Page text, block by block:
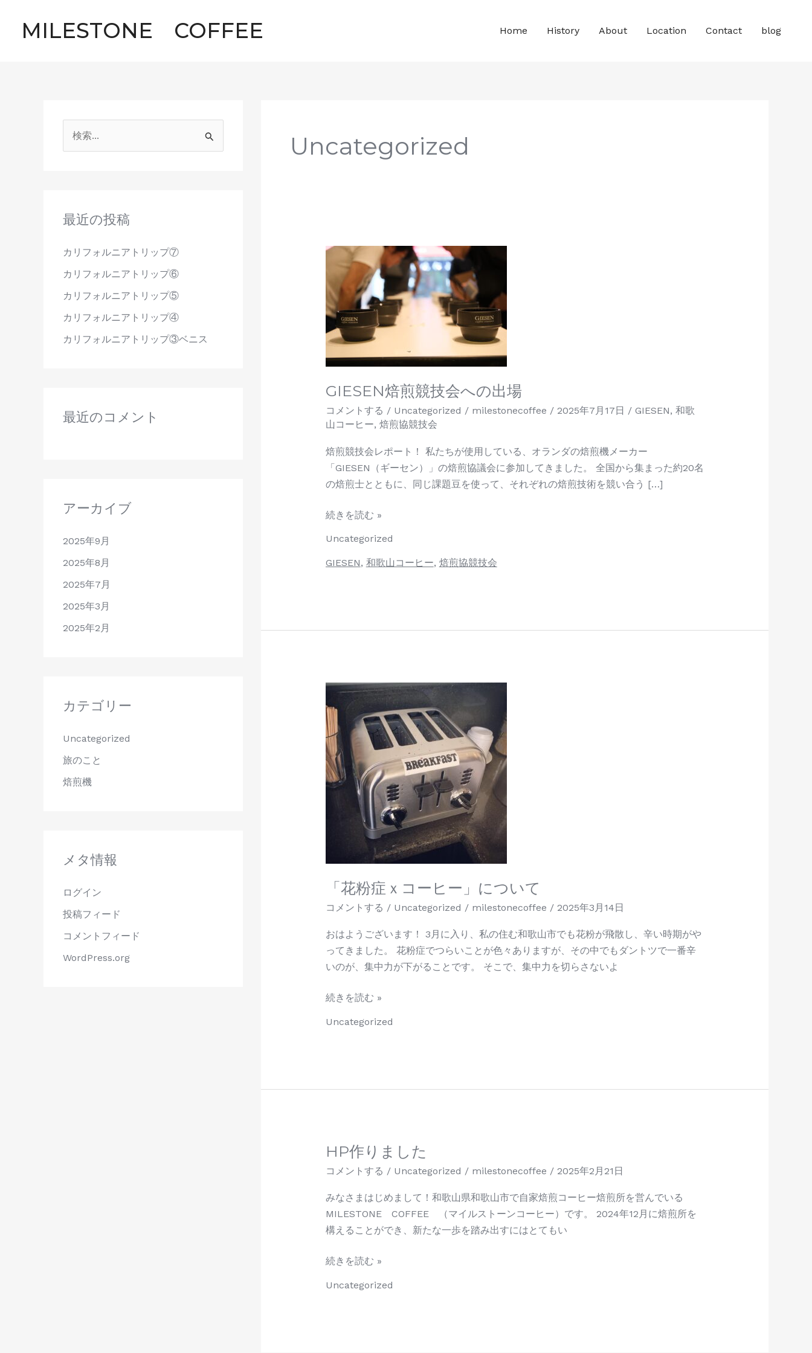
MILESTONE COFFEE Home History About Location Contact blog
:最近の投稿
カリフォルニアトリップ⑦
カリフォルニアトリップ⑥
カリフォルニアトリップ⑤
カリフォルニアトリップ④
カリフォルニアトリップ③ベニス
最近のコメント
アーカイブ
2025年9月
2025年8月
2025年7月
2025年3月
2025年2月
カテゴリー
Uncategorized
旅のこと
焙煎機
メタ情報
ログイン
投稿フィード
コメントフィード
WordPress.org
Uncategorized
GIESEN焙煎競技会への出場
コメントする / Uncategorized / milestonecoffee / 2025年7月17日 / GIESEN, 和歌
山コーヒー, 焙煎協競技会
焙煎競技会レポート！ 私たちが使用している、オランダの焙煎機メーカー
「GIESEN（ギーセン）」の焙煎協議会に参加してきました。 全国から集まった約20名
の焙煎士とともに、同じ課題豆を使って、それぞれの焙煎技術を競い合う […]
GIESEN
煎
競
技
会
の
出
続きを読む »
Uncategorized
GIESEN, 和歌山コーヒー, 焙煎協競技会
「花粉症ｘコーヒー」について
コメントする / Uncategorized / milestonecoffee / 2025年3月14日
おはようございます！ 3月に入り、私の住む和歌山市でも花粉が飛散し、辛い時期がや
ってきました。 花粉症でつらいことが色々ありますが、その中でもダントツで一番辛
いのが、集中力が下がることです。 そこで、集中力を切らさないよ
「花
粉
症
ｘ
コ
ー
ヒ
続きを読む »
Uncategorized
HP作りました
コメントする / Uncategorized / milestonecoffee / 2025年2月21日
みなさまはじめまして！和歌山県和歌山市で自家焙煎コーヒー焙煎所を営んでいる
MILESTONE COFFEE （マイルストーンコーヒー）です。 2024年12月に焙煎所を
構えることができ、新たな一歩を踏み出すにはとてもい
HP
ま
し
た
続きを読む »
Uncategorized